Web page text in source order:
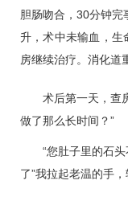
胆肠吻合，30分钟
升，术中未输血，生
房继续治疗。消化道
术后第一天，查房
做了那么长时间？”
“您肚子里的石头
了”我拉起老温的手